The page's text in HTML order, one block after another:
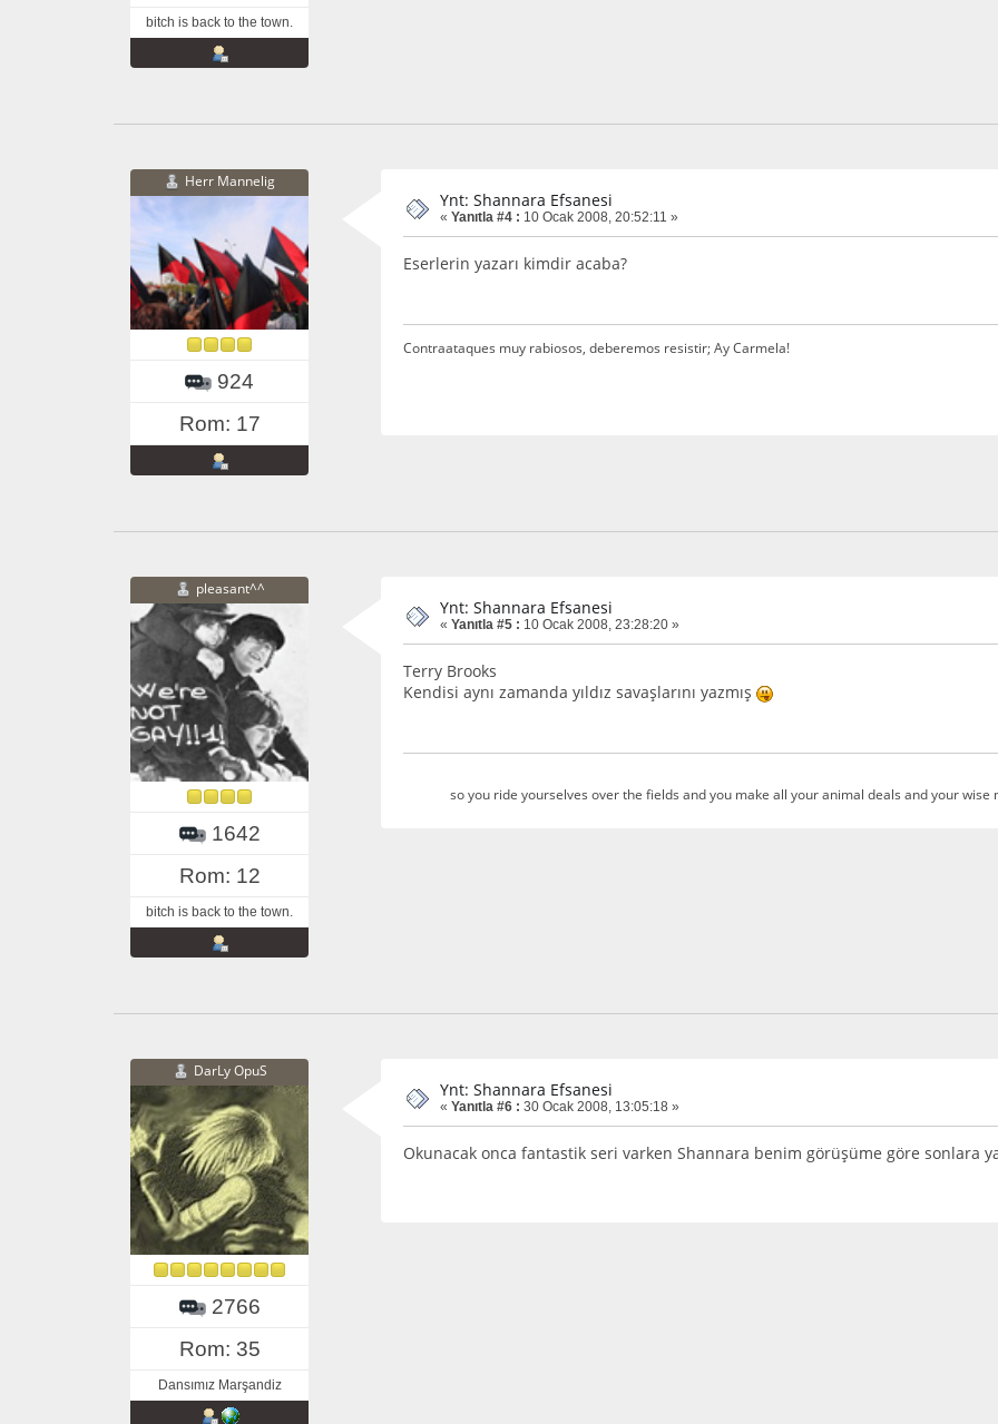
bitch is back to the town.
Herr Mannelig
924
Rom: 17
Ynt: Shannara Efsanesi
« Yanıtla #4 : 10 Ocak 2008, 20:52:11 »
Eserlerin yazarı kimdir acaba?
Contraataques muy rabiosos, deberemos resistir; Ay Carmela!
pleasant^^
1642
Rom: 12
bitch is back to the town.
Ynt: Shannara Efsanesi
« Yanıtla #5 : 10 Ocak 2008, 23:28:20 »
Terry Brooks
Kendisi aynı zamanda yıldız savaşlarını yazmış
so you ride yourselves over the fields and you make all your animal deals and your
DarLy OpuS
2766
Rom: 35
Dansımız Marşandiz
Ynt: Shannara Efsanesi
« Yanıtla #6 : 30 Ocak 2008, 13:05:18 »
Okunacak onca fantastik seri varken Shannara benim görüşüme göre sonlara